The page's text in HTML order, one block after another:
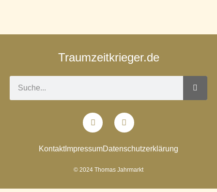
Traumzeitkrieger.de
KontaktImpressumDatenschutzerklärung
© 2024 Thomas Jahrmarkt